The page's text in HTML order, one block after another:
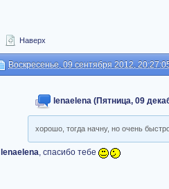
Наверх
Воскресенье, 09 сентября 2012,
lenaelena (Пятница, 09
хорошо, тогда начну, но очень
lenaelena, спасибо тебе